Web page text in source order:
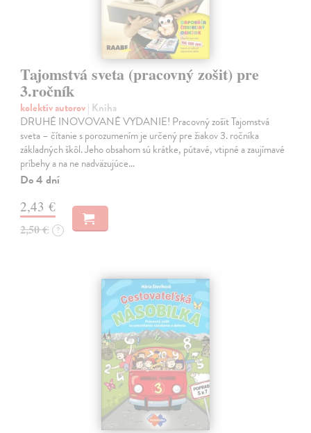
Tajomstvá sveta (pracovný zošit) pre
3.ročník
kolektív autorov| Kniha
DRUHÉ INOVOVANÉ VYDANIE! Pracovný zošit Tajomstvá
sveta – čítanie s porozumením je určený pre žiakov 3. ročníka
základných škôl. Jeho obsahom sú krátke, pútavé, vtipné a zaujímavé
príbehy a na ne nadväzujúce…
Do 4 dní
2,43 €
2,50 € ?